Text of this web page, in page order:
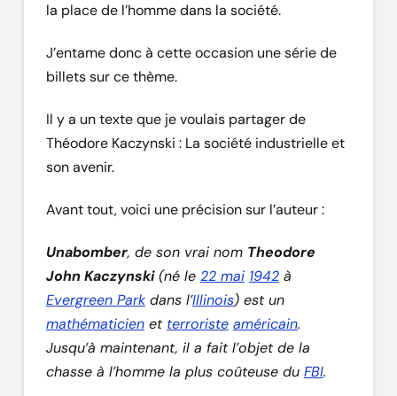
la place de l’homme dans la société.
J’entame donc à cette occasion une série de
billets sur ce thème.
Il y a un texte que je voulais partager de
Théodore Kaczynski : La société industrielle et
son avenir.
Avant tout, voici une précision sur l’auteur :
Unabomber, de son vrai nom Theodore
John Kaczynski(né le 22 mai 1942à
Evergreen Parkdans l’Illinois) est un
mathématicienet terroriste américain.
Jusqu’à maintenant, il a fait l’objet de la
chasse à l’homme la plus coûteuse du FBI.